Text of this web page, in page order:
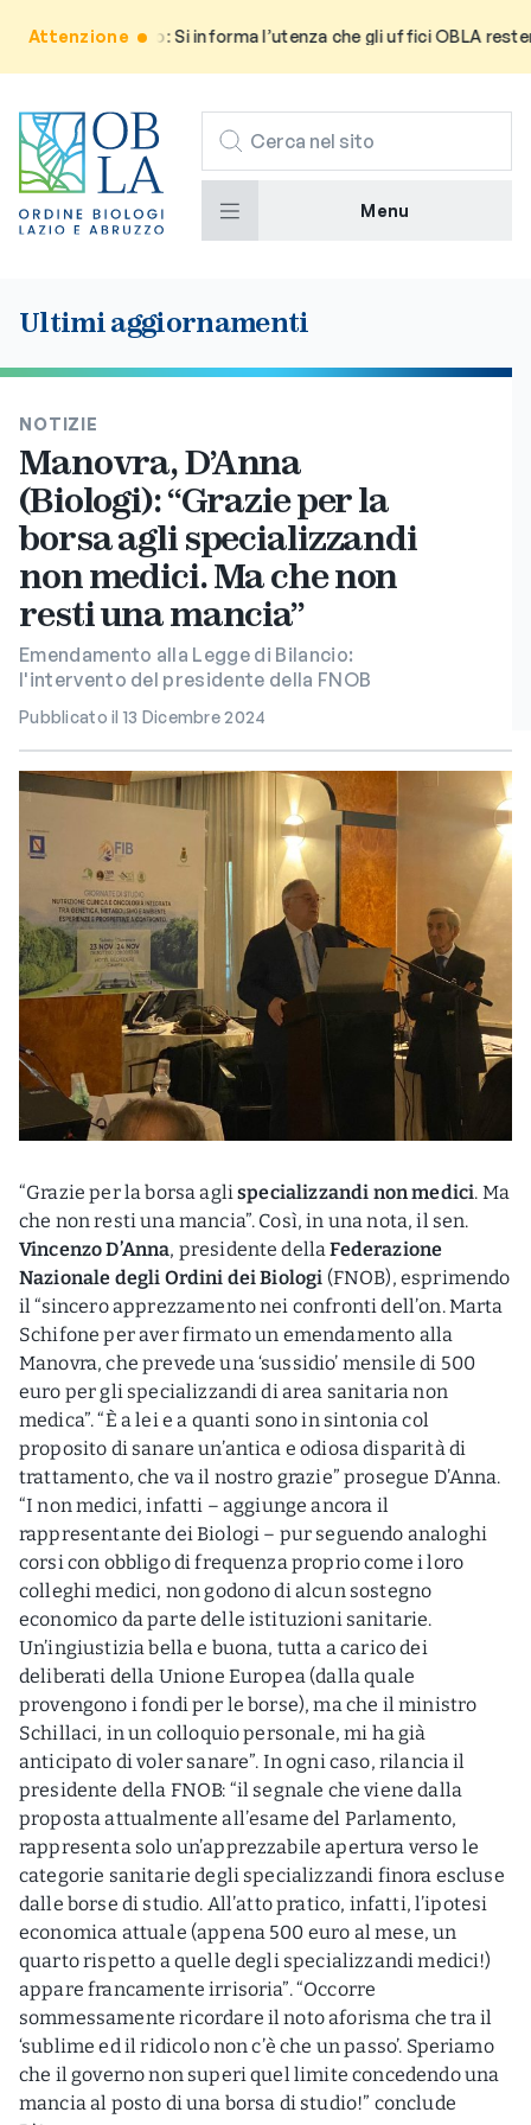
AttenzioneAvviso: Si informa l’utenza che gli uffici OBLA
CERCA
Menu
Ultimi aggiornamenti
NOTIZIE
Manovra, D’Anna
(Biologi): “Grazie per la
borsa agli specializzandi
non medici. Ma che non
resti una mancia”
Emendamento alla Legge di Bilancio:
l'intervento del presidente della FNOB
Pubblicato il 13 Dicembre 2024
“Grazie per la borsa aglispecializzandi non medici. Ma
che non resti una mancia”. Così, in una nota, il sen.
Vincenzo D’Anna, presidente dellaFederazione
Nazionale degli Ordini dei Biologi (FNOB), esprimendo
il “sincero apprezzamento nei confronti dell’on. Marta
Schifone per aver firmato un emendamento alla
Manovra, che prevede una ‘sussidio’ mensile di 500
euro per gli specializzandi di area sanitaria non
medica”. “È a lei e a quanti sono in sintonia col
proposito di sanare un’antica e odiosa disparità di
trattamento, che va il nostro grazie” prosegue D’Anna.
“I non medici, infatti – aggiunge ancora il
rappresentante dei Biologi – pur seguendo analoghi
corsi con obbligo di frequenza proprio come i loro
colleghi medici, non godono di alcun sostegno
economico da parte delle istituzioni sanitarie.
Un’ingiustizia bella e buona, tutta a carico dei
deliberati della Unione Europea (dalla quale
provengono i fondi per le borse), ma che il ministro
Schillaci, in un colloquio personale, mi ha già
anticipato di voler sanare”. In ogni caso, rilancia il
presidente della FNOB: “il segnale che viene dalla
proposta attualmente all’esame del Parlamento,
rappresenta solo un’apprezzabile apertura verso le
categorie sanitarie degli specializzandi finora escluse
dalle borse di studio. All’atto pratico, infatti, l’ipotesi
economica attuale (appena 500 euro al mese, un
quarto rispetto a quelle degli specializzandi medici!)
appare francamente irrisoria”. “Occorre
sommessamente ricordare il noto aforisma che tra il
‘sublime ed il ridicolo non c’è che un passo’. Speriamo
che il governo non superi quel limite concedendo una
mancia al posto di una borsa di studio!” conclude